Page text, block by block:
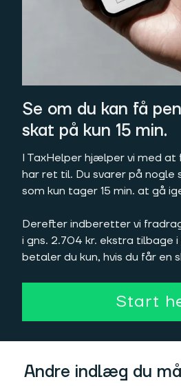
Se om du kan få
skat på kun 15 min.
I TaxHelper hjælper vi med at
har ret til. Du svarer på nogle
som kun tager 15 min. at gå
Derefter indberetter vi
i gns. 2.704 kr. ekstra tilbage
betaler du kun, hvis du får en
Start
Andre indlæg du